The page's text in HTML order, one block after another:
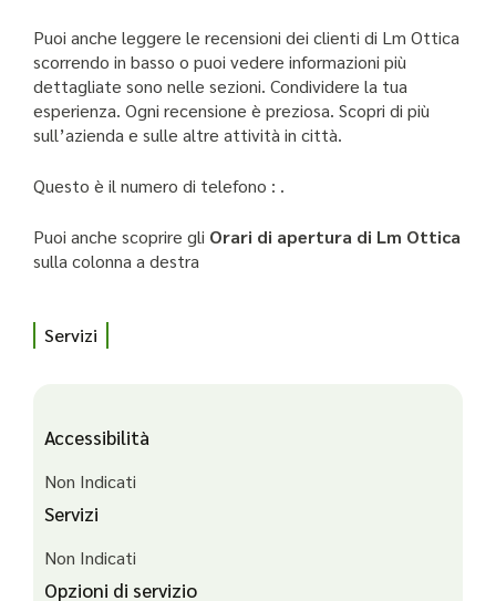
Puoi anche leggere le recensioni dei clienti di Lm Ottica
scorrendo in basso o puoi vedere informazioni più
dettagliate sono nelle sezioni. Condividere la tua
esperienza. Ogni recensione è preziosa. Scopri di più
sull’azienda e sulle altre attività in città.
Questo è il numero di telefono : .
Puoi anche scoprire gli Orari di apertura di Lm Ottica
sulla colonna a destra
Servizi
Accessibilità
Non Indicati
Servizi
Non Indicati
Opzioni di servizio